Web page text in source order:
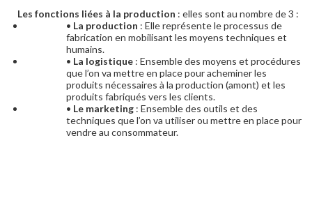
Les fonctions liées à la production : elles sont au nombre de 3 :
• La production : Elle représente le processus de
fabrication en mobilisant les moyens techniques et
humains.
• La logistique : Ensemble des moyens et procédures
que l’on va mettre en place pour acheminer les
produits nécessaires à la production (amont) et les
produits fabriqués vers les clients.
• Le marketing : Ensemble des outils et des
techniques que l’on va utiliser ou mettre en place pour
vendre au consommateur.